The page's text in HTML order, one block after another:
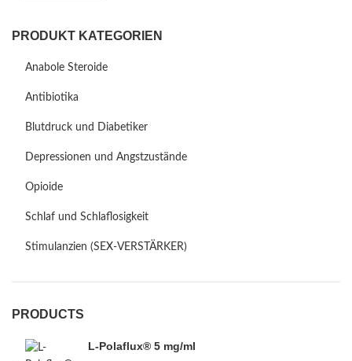
PRODUKT KATEGORIEN
Anabole Steroide
Antibiotika
Blutdruck und Diabetiker
Depressionen und Angstzustände
Opioide
Schlaf und Schlaflosigkeit
Stimulanzien (SEX-VERSTÄRKER)
PRODUCTS
L-Polaflux® 5 mg/ml